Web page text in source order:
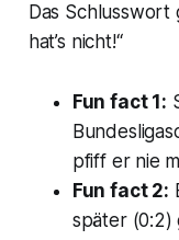
Das
hat’s nicht!“
Fun fact 1:
pfiff er nie
Fun fact 2:
später (0:2)